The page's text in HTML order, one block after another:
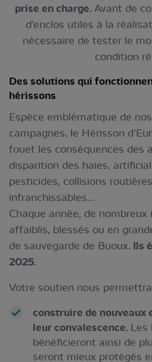
prise en charge. Avant de
d'enclos utiles à la
nécessaire de tester le
condition
Des solutions qui
hérissons
Espèce emblématique de
campagnes, le Hérisson
fouet les conséquences des
disparition des haies,
pesticides, collisions
infranchissables…
Chaque année, de nombreux
affaiblis, blessés ou en
de sauvegarde de Buoux. Ils
2025.
Votre soutien nous
construire de nouveaux
leur convalescence. Les
bénéficieront ainsi de
seront mieux protégés